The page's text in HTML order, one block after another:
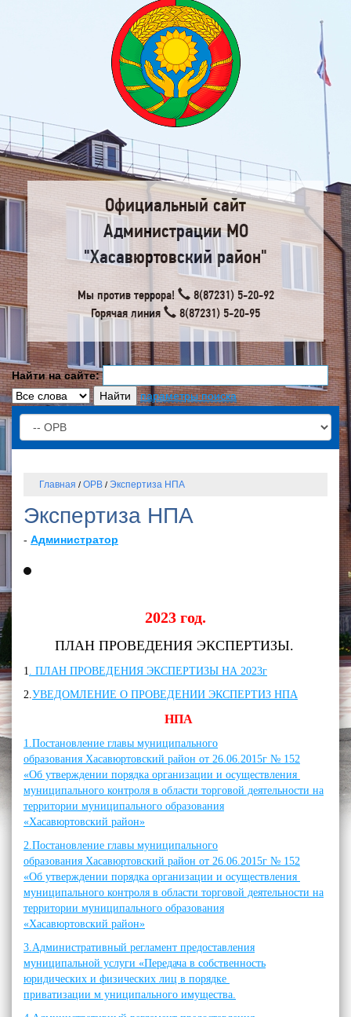
Официальный сайт
Администрации МО
"Хасавюртовский район"
Мы против террора!
8(87231) 5-20-92
Горячая линия
8(87231) 5-20-95
Найти на сайте:
параметры поиска
Главная / ОРВ / Экспертиза НПА
Экспертиза НПА
- Администратор
2023 год.
ПЛАН ПРОВЕДЕНИЯ ЭКСПЕРТИЗЫ.
1. ПЛАН ПРОВЕДЕНИЯ ЭКСПЕРТИЗЫ НА 2023г
2.УВЕДОМЛЕНИЕ О ПРОВЕДЕНИИ ЭКСПЕРТИЗ НПА
НПА
1.Постановление главы муниципального
образования Хасавюртовский район от 26.06.2015г № 152
«Об утверждении порядка организации и осуществления
муниципального контроля в области торговой деятельности на
территории муниципального образования
«Хасавюртовский район»
2.Постановление главы муниципального
образования Хасавюртовский район от 26.06.2015г № 152
«Об утверждении порядка организации и осуществления
муниципального контроля в области торговой деятельности на
территории муниципального образования
«Хасавюртовский район»
3.Административный регламент предоставления
муниципальной услуги «Передача в собственность
юридических и физических лиц в порядке
приватизации м униципального имущества.